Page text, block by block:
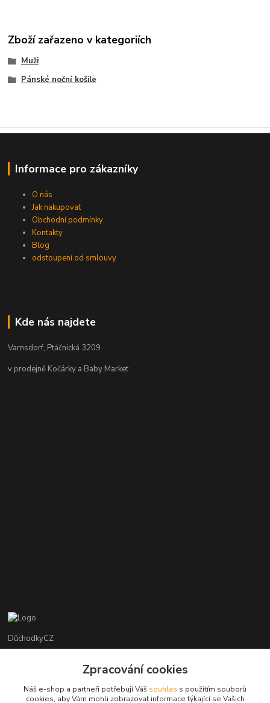
Zboží zařazeno v kategoriích
Muži
Pánské noční košile
Informace pro zákazníky
O nás
Jak nakupovat
Obchodní podmínky
Kontakty
Blog
odstoupení od smlouvy
Kde nás najdete
Varnsdorf, Ptáčnická 3209
v prodejně Kočárky a Baby Market
DůchodkyCZ
+420 412384749
Zpracování cookies
Náš e-shop a partneři potřebují Váš souhlas s použitím souborů
cookies, aby Vám mohli zobrazovat informace týkající se Vašich